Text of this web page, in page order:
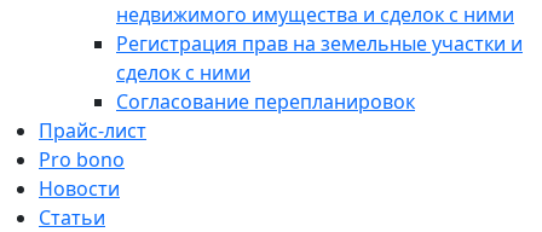
недвижимого имущества и сделок с ними
Регистрация прав на земельные участки и
сделок с ними
Согласование перепланировок
Прайс-лист
Pro bono
Новости
Статьи